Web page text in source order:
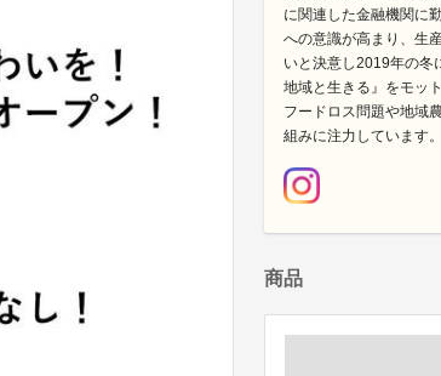
に関連した金融機関に
への意識が高まり、生
いと決意し2019年の冬
地域と生きる』をモッ
フードロス問題や地域
組みに注力しています。
商品